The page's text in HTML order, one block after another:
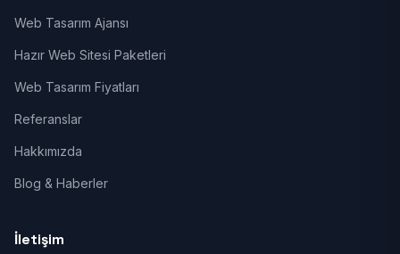
Web Tasarım Ajansı
Hazır Web Sitesi Paketleri
Web Tasarım Fiyatları
Referanslar
Hakkımızda
Blog & Haberler
İletişim